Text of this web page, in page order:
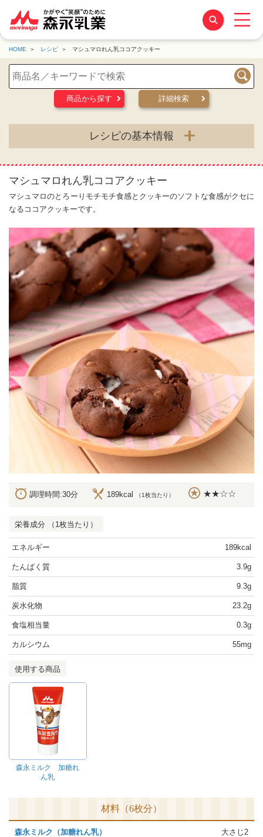
HOME レシピ マシュマロれん乳ココアクッキー
検索
商品から探す
詳細検索
レシピの基本情報
マシュマロれん乳ココアクッキー
マシュマロのとろーりモチモチ食感とクッキーのソフトな食感がクセに
なるココアクッキーです。
調理時間:30分 189kcal （1枚当たり） ★★☆☆
栄養成分 （1枚当たり）
エネルギー 189kcal
たんぱく質 3.9g
脂質 9.3g
炭水化物 23.2g
食塩相当量 0.3g
カルシウム 55mg
使用する商品
森永ミルク 加糖れ
ん乳
材料（6枚分）
森永ミルク（加糖れん乳）
大さじ2